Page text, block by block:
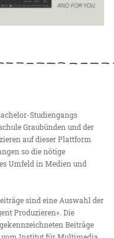
Studiengangs
Graubünden und der
auf dieser Plattform
so die nötige
Umfeld in Medien und
sind eine Auswahl der
Produzieren». Die
Beiträge